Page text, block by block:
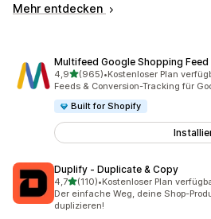
Mehr entdecken
Multifeed Google Shopping Feed
4,9von 5 Sternen
(965)
965 Rezensionen insgesamt
•Kostenloser Plan
Feeds & Conversion-Tracking für
Built for Shopify
Duplify ‑ Duplicate & Copy
4,7von 5 Sternen
(110)
110 Rezensionen insgesamt
•Kostenloser Plan
Der einfache Weg, deine Shop-
duplizieren!